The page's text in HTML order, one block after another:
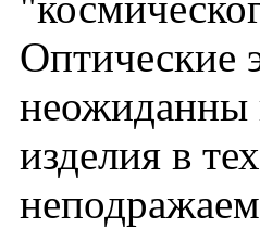
Оптические
неожиданны
изделия в